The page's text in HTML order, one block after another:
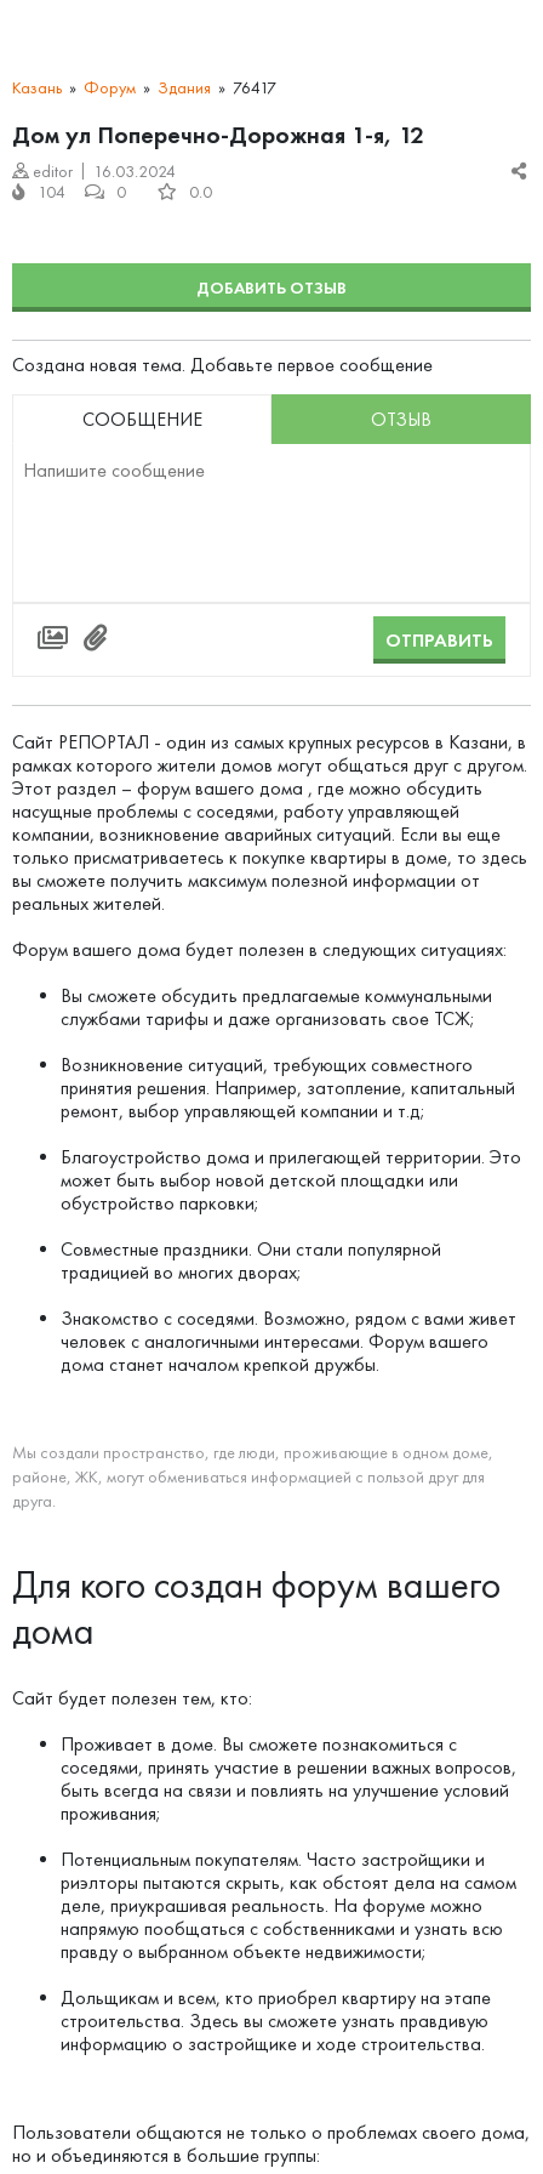
Казань Форум Здания 76417
Дом ул Поперечно-Дорожная 1-я, 12
editor
16.03.2024
104
0 0.0
ДОБАВИТЬ ОТЗЫВ
Создана новая тема. Добавьте первое сообщение
СООБЩЕНИЕ ОТЗЫВ
ОТПРАВИТЬ
Сайт РЕПОРТАЛ - один из самых крупных ресурсов в Казани, в
рамках которого жители домов могут общаться друг с другом.
Этот раздел – форум вашего дома , где можно обсудить
насущные проблемы с соседями, работу управляющей
компании, возникновение аварийных ситуаций. Если вы еще
только присматриваетесь к покупке квартиры в доме, то здесь
вы сможете получить максимум полезной информации от
реальных жителей.
Форум вашего дома будет полезен в следующих ситуациях:
Вы сможете обсудить предлагаемые коммунальными
службами тарифы и даже организовать свое ТСЖ;
Возникновение ситуаций, требующих совместного
принятия решения. Например, затопление, капитальный
ремонт, выбор управляющей компании и т.д;
Благоустройство дома и прилегающей территории. Это
может быть выбор новой детской площадки или
обустройство парковки;
Совместные праздники. Они стали популярной
традицией во многих дворах;
Знакомство с соседями. Возможно, рядом с вами живет
человек с аналогичными интересами. Форум вашего
дома станет началом крепкой дружбы.
Мы создали пространство, где люди, проживающие в одном доме,
районе, ЖК, могут обмениваться информацией с пользой друг для
друга.
Для кого создан форум вашего
дома
Сайт будет полезен тем, кто:
Проживает в доме. Вы сможете познакомиться с
соседями, принять участие в решении важных вопросов,
быть всегда на связи и повлиять на улучшение условий
проживания;
Потенциальным покупателям. Часто застройщики и
риэлторы пытаются скрыть, как обстоят дела на самом
деле, приукрашивая реальность. На форуме можно
напрямую пообщаться с собственниками и узнать всю
правду о выбранном объекте недвижимости;
Дольщикам и всем, кто приобрел квартиру на этапе
строительства. Здесь вы сможете узнать правдивую
информацию о застройщике и ходе строительства.
Пользователи общаются не только о проблемах своего дома,
но и объединяются в большие группы: